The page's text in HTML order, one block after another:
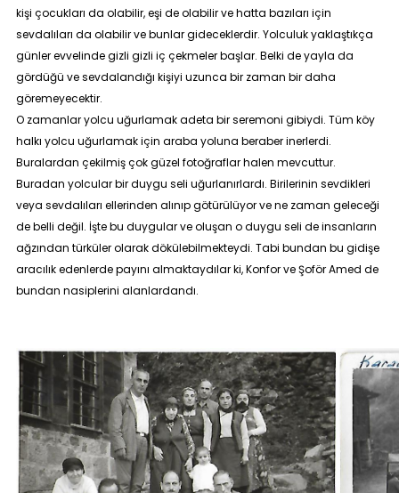
kişi çocukları da olabilir, eşi de olabilir ve hatta bazıları için
sevdalıları da olabilir ve bunlar gideceklerdir. Yolculuk yaklaştıkça
günler evvelinde gizli gizli iç çekmeler başlar. Belki de yayla da
gördüğü ve sevdalandığı kişiyi uzunca bir zaman bir daha
göremeyecektir.
O zamanlar yolcu uğurlamak adeta bir seremoni gibiydi. Tüm köy
halkı yolcu uğurlamak için araba yoluna beraber inerlerdi.
Buralardan çekilmiş çok güzel fotoğraflar halen mevcuttur.
Buradan yolcular bir duygu seli uğurlanırlardı. Birilerinin sevdikleri
veya sevdalıları ellerinden alınıp götürülüyor ve ne zaman geleceği
de belli değil. İşte bu duygular ve oluşan o duygu seli de insanların
ağzından türküler olarak dökülebilmekteydi. Tabi bundan bu gidişe
aracılık edenlerde payını almaktaydılar ki, Konfor ve Şoför Amed de
bundan nasiplerini alanlardandı.